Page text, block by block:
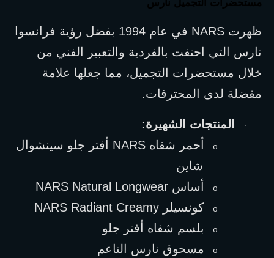
مستحضرات التجميل نارس
ظهرت NARS
مفضلة لدى المحترفات.
· المنتجات الشهيرة:
o أحمر شفاه NARS
شاين
o أساس NARS Natural Longwear
o كونسيلر NARS Radiant Creamy
o بلسم شفاه أفتر جلو
o مسحوق نارس الناعم